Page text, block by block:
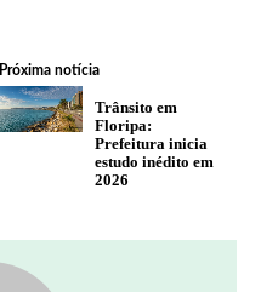
Próxima notícia
Trânsito em
Floripa:
Prefeitura inicia
estudo inédito em
2026